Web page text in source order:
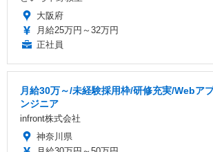
大阪府
月給25万円～32万円
正社員
月給30万～/未経験採用枠/研修充実/Webア
ンジニア
infront株式会社
神奈川県